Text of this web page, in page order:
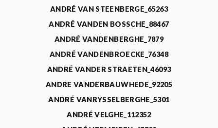
ANDRÉ VAN STEENBERGE_65263
ANDRÉ VANDEN BOSSCHE_88467
ANDRÉ VANDENBERGHE_7879
ANDRÉ VANDENBROECKE_76348
ANDRÉ VANDER STRAETEN_46093
ANDRE VANDERBAUWHEDE_92205
ANDRÉ VANRYSSELBERGHE_5301
ANDRÉ VELGHE_112352